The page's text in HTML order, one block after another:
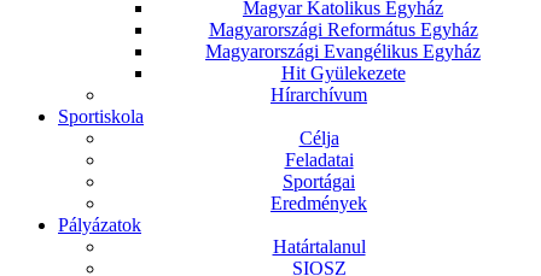
Magyar Katolikus Egyház
Magyarországi Református Egyház
Magyarországi Evangélikus Egyház
Hit Gyülekezete
Hírarchívum
Sportiskola
Célja
Feladatai
Sportágai
Eredmények
Pályázatok
Határtalanul
SIOSZ